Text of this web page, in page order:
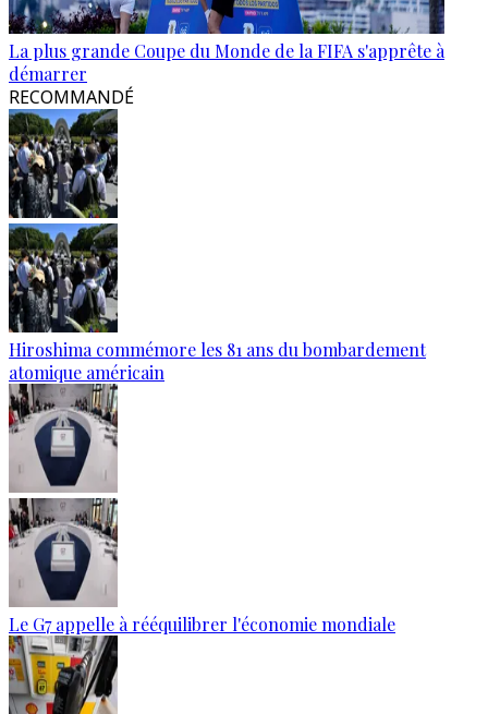
La plus grande Coupe du Monde de la FIFA s'apprête à
démarrer
RECOMMANDÉ
Hiroshima commémore les 81 ans du bombardement
atomique américain
Le G7 appelle à rééquilibrer l'économie mondiale